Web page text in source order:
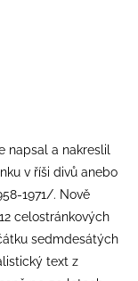
napsal a nakreslil
v říši divů anebo
1971/. Nově
celostránkových
sedmdesátých
text z